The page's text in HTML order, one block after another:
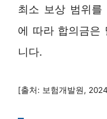
최소 보상 범위를
에 따라 합의금은
니다.
[출처: 보험개발원,